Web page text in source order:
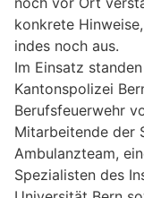
konkrete
indes noch aus.
Im Einsatz
Kantonspolizei
Berufsfeuerwehr
Mitarbeitende der
Ambulanzteam,
Spezialisten des